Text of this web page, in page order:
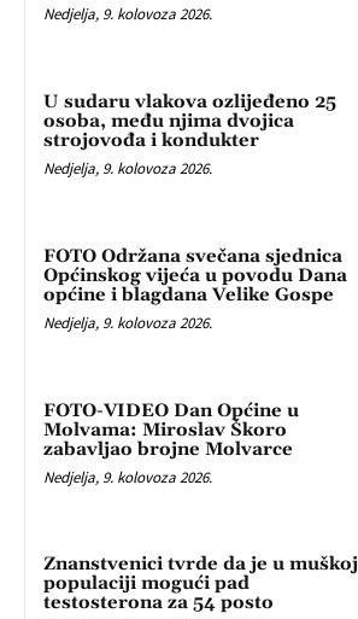
Nedjelja, 9. kolovoza 2026.
U sudaru vlakova ozlijeđeno 25
osoba, među njima dvojica
strojovođa i kondukter
Nedjelja, 9. kolovoza 2026.
FOTO Održana svečana sjednica
Općinskog vijeća u povodu Dana
općine i blagdana Velike Gospe
Nedjelja, 9. kolovoza 2026.
FOTO-VIDEO Dan Općine u
Molvama: Miroslav Škoro
zabavljao brojne Molvarce
Nedjelja, 9. kolovoza 2026.
Znanstvenici tvrde da je u muškoj
populaciji mogući pad
testosterona za 54 posto